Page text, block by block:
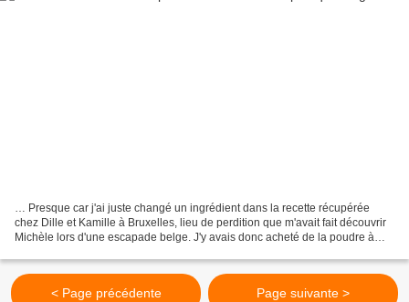
… Presque car j'ai juste changé un ingrédient dans la recette récupérée
chez Dille et Kamille à Bruxelles, lieu de perdition que m'avait fait découvrir
Michèle lors d'une escapade belge. J'y avais donc acheté de la poudre à
< Page précédente Page suivante >